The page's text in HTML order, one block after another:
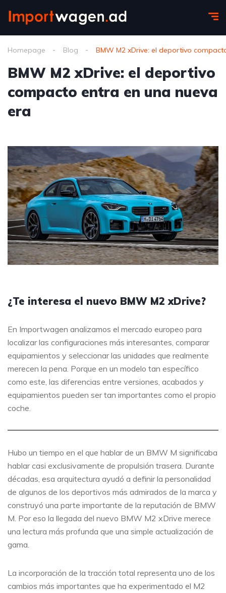
Homepage Blog BMW M2 xDrive: el deportivo
BMW M2 xDrive: el deportivo
compacto entra en una nueva
era
¿Te interesa el nuevo BMW M2 xDrive?
En Importwagen analizamos el mercado europeo para
localizar las configuraciones más interesantes, comparar
equipamientos y seleccionar las unidades que realmente
merecen la pena. Porque en un modelo tan específico
como este, las diferencias entre versiones, acabados y
equipamientos pueden ser tan importantes como el propio
coche.
Hubo un tiempo en el que hablar de un BMW M significaba
hablar casi exclusivamente de propulsión trasera. Durante
décadas, esa arquitectura ayudó a definir la personalidad
de algunos de los deportivos más admirados de la marca y
construyó una parte importante de la reputación de BMW
M. Por eso la llegada del nuevo BMW M2 xDrive merece
una lectura más profunda que una simple actualización de
gama.
La incorporación de la tracción total representa uno de los
cambios más importantes que ha experimentado el M2